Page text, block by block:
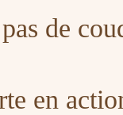
de
en